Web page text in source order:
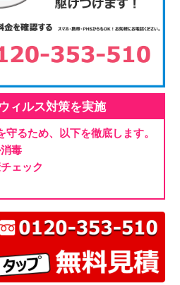
ィルス対策を実施
るため、以下を徹底します。
毒
ェック